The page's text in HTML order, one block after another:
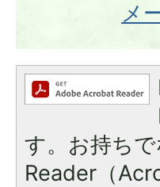
メ
す。お持ち
Reader（